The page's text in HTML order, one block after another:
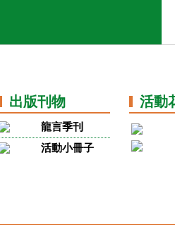
出版刊物
龍言季刊
活動小冊子
活動